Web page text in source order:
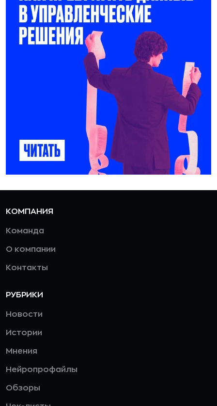
КОМПАНИЯ
Команда
О компании
Контакты
РУБРИКИ
Новости
Истории
Мнения
Нейропрофайлы
Обзоры